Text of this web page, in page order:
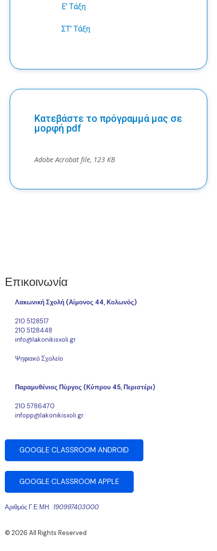
Ε' Τάξη
ΣΤ' Τάξη
Κατεβάστε το πρόγραμμά μας σε
μορφή pdf
Adobe Acrobat file, 123 КB
Επικοινωνία
Λακωνική Σχολή (Αίμονος 44, Κολωνός)
210 5128517
210 5128448
info@lakonikisxoli.gr
Ψηφιακό Σχολείο
Παραμυθένιος Πύργος (Κύπρου 45, Περιστέρι)
210 5786470
infopp@lakonikisxoli.gr
GOOGLE CLASSROOM ANDROID
GOOGLE CLASSROOM APPLE
Αριθμός Γ.Ε.ΜΗ. :190997403000
© 2026 All Rights Reserved